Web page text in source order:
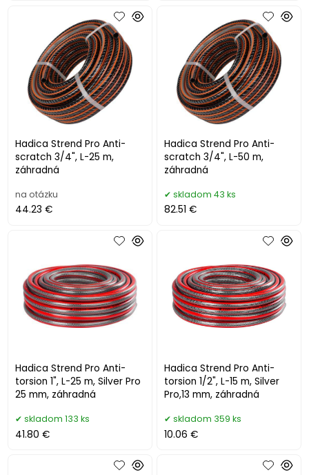
Hadica Strend Pro Anti-
scratch 3/4", L-25 m,
záhradná
na otázku
44.23 €
Hadica Strend Pro Anti-
scratch 3/4", L-50 m,
záhradná
skladom 43 ks
82.51 €
Hadica Strend Pro Anti-
torsion 1", L-25 m, Silver Pro
25 mm, záhradná
skladom 133 ks
41.80 €
Hadica Strend Pro Anti-
torsion 1/2", L-15 m, Silver
Pro,13 mm, záhradná
skladom 359 ks
10.06 €